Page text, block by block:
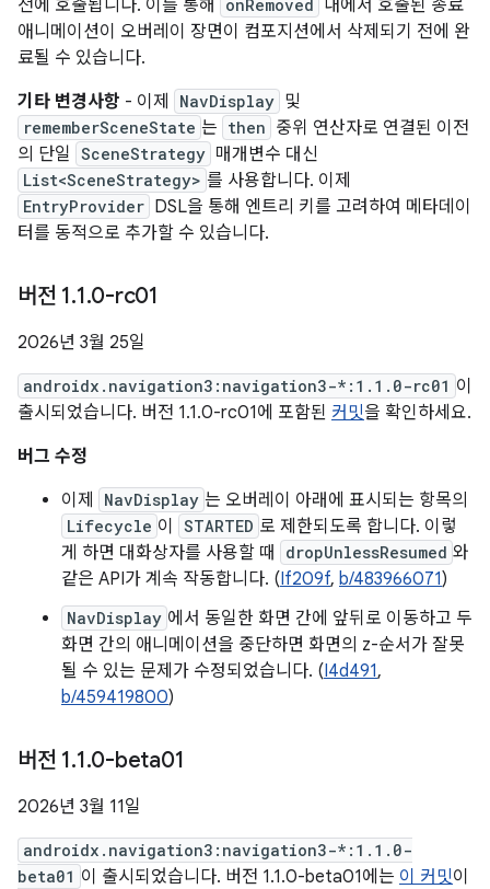
전에 호출됩니다. 이를 통해 onRemoved
내에서 호출된 종료
애니메이션이 오버레이 장면이 컴포지션에서 삭제되기 전에 완
료될 수 있습니다.
기타 변경사항 - 이제 NavDisplay 및
rememberSceneState 는 then 중위 연산자로 연결된 이전
의 단일 SceneStrategy 매개변수 대신
List<SceneStrategy> 를 사용합니다. 이제
EntryProvider DSL을 통해 엔트리 키를 고려하여 메타데이
터를 동적으로 추가할 수 있습니다.
버전 1.1.0-rc01
2026년 3월 25일
androidx.navigation3:navigation3-*:1.1.0-rc01 이
출시되었습니다. 버전 1.1.0-rc01에 포함된 커밋을 확인하세요.
버그 수정
이제
NavDisplay 는 오버레이 아래에 표시되는 항목의
Lifecycle 이 STARTED 로 제한되도록 합니다. 이렇
게 하면 대화상자를 사용할 때
dropUnlessResumed 와
같은 API가 계속 작동합니다. (If209f, b/483966071)
NavDisplay 에서 동일한 화면 간에 앞뒤로 이동하고 두
화면 간의 애니메이션을 중단하면 화면의 z-순서가 잘못
될 수 있는 문제가 수정되었습니다. (I4d491,
b/459419800)
버전 1.1.0-beta01
2026년 3월 11일
androidx.navigation3:navigation3-*:1.1.0-
beta01 이 출시되었습니다. 버전 1.1.0-beta01에는 이 커밋이